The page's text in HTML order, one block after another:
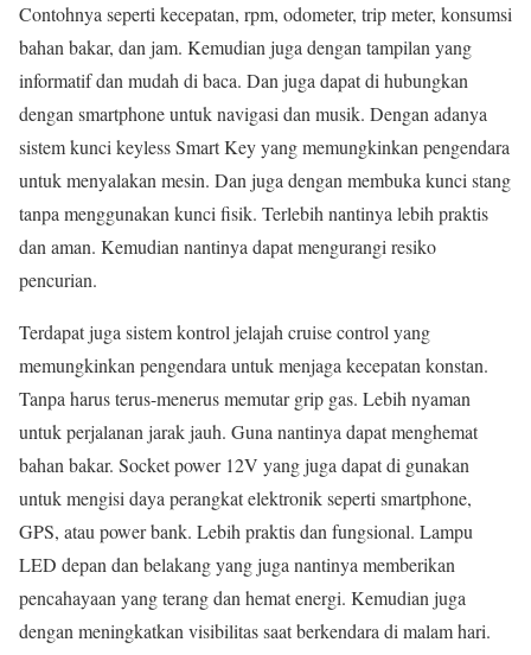
Contohnya seperti kecepatan, rpm, odometer, trip meter, konsumsi
bahan bakar, dan jam. Kemudian juga dengan tampilan yang
informatif dan mudah di baca. Dan juga dapat di hubungkan
dengan smartphone untuk navigasi dan musik. Dengan adanya
sistem kunci keyless Smart Key yang memungkinkan pengendara
untuk menyalakan mesin. Dan juga dengan membuka kunci stang
tanpa menggunakan kunci fisik. Terlebih nantinya lebih praktis
dan aman. Kemudian nantinya dapat mengurangi resiko
pencurian.
Terdapat juga sistem kontrol jelajah cruise control yang
memungkinkan pengendara untuk menjaga kecepatan konstan.
Tanpa harus terus-menerus memutar grip gas. Lebih nyaman
untuk perjalanan jarak jauh. Guna nantinya dapat menghemat
bahan bakar. Socket power 12V yang juga dapat di gunakan
untuk mengisi daya perangkat elektronik seperti smartphone,
GPS, atau power bank. Lebih praktis dan fungsional. Lampu
LED depan dan belakang yang juga nantinya memberikan
pencahayaan yang terang dan hemat energi. Kemudian juga
dengan meningkatkan visibilitas saat berkendara di malam hari.